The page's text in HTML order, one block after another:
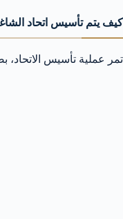
كيف يتم تأسيس اتحاد
تمر عملية تأسيس الاتحاد،